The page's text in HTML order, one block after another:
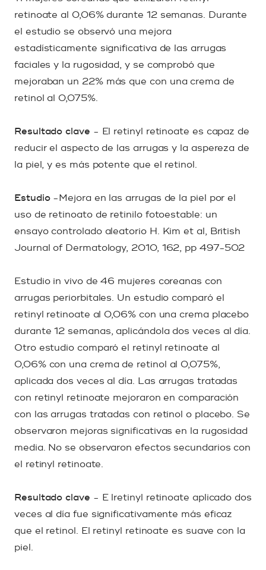
retinoate al 0,06% durante 12 semanas. Durante
el estudio se observó una mejora
estadísticamente significativa de las arrugas
faciales y la rugosidad, y se comprobó que
mejoraban un 22% más que con una crema de
retinol al 0,075%.
Resultado clave - El retinyl retinoate es capaz de
reducir el aspecto de las arrugas y la aspereza de
la piel, y es más potente que el retinol.
Estudio-Mejora en las arrugas de la piel por el
uso de retinoato de retinilo fotoestable: un
ensayo controlado aleatorio H. Kim et al, British
Journal of Dermatology, 2010, 162, pp 497-502
Estudio in vivo de 46 mujeres coreanas con
arrugas periorbitales. Un estudio comparó el
retinyl retinoate al 0,06% con una crema placebo
durante 12 semanas, aplicándola dos veces al día.
Otro estudio comparó el retinyl retinoate al
0,06% con una crema de retinol al 0,075%,
aplicada dos veces al día. Las arrugas tratadas
con retinyl retinoate mejoraron en comparación
con las arrugas tratadas con retinol o placebo. Se
observaron mejoras significativas en la rugosidad
media. No se observaron efectos secundarios con
el retinyl retinoate.
Resultado clave - E lretinyl retinoate aplicado dos
veces al día fue significativamente más eficaz
que el retinol. El retinyl retinoate es suave con la
piel.